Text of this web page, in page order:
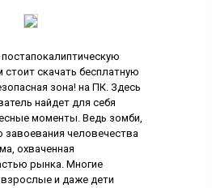
стоит скачать бесплатную
зона! на ПК. Здесь
найдет для себя
моменты. Ведь зомби,
завоевания человечества
охваченная
рынка. Многие
и даже дети